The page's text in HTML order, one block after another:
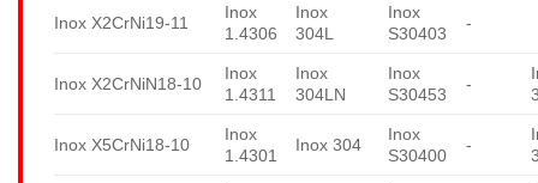
Inox X2CrNi19-11
Inox
1.4306
Inox
304L
Inox
S30403
-
Inox X2CrNiN18-10
Inox
1.4311
Inox
304LN
Inox
S30453
-
Inox X5CrNi18-10
Inox
1.4301
Inox 304
Inox
S30400
-